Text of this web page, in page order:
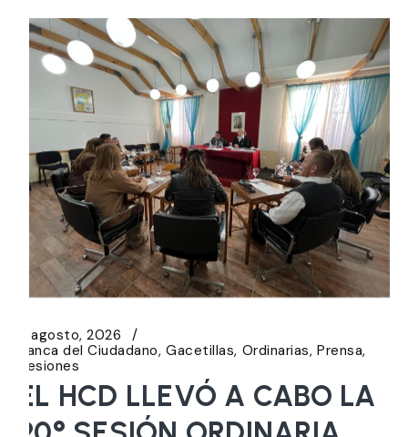
6 agosto, 2026
Banca del Ciudadano Gacetillas Ordinarias Prensa
Sesiones
EL HCD LLEVÓ A CABO LA